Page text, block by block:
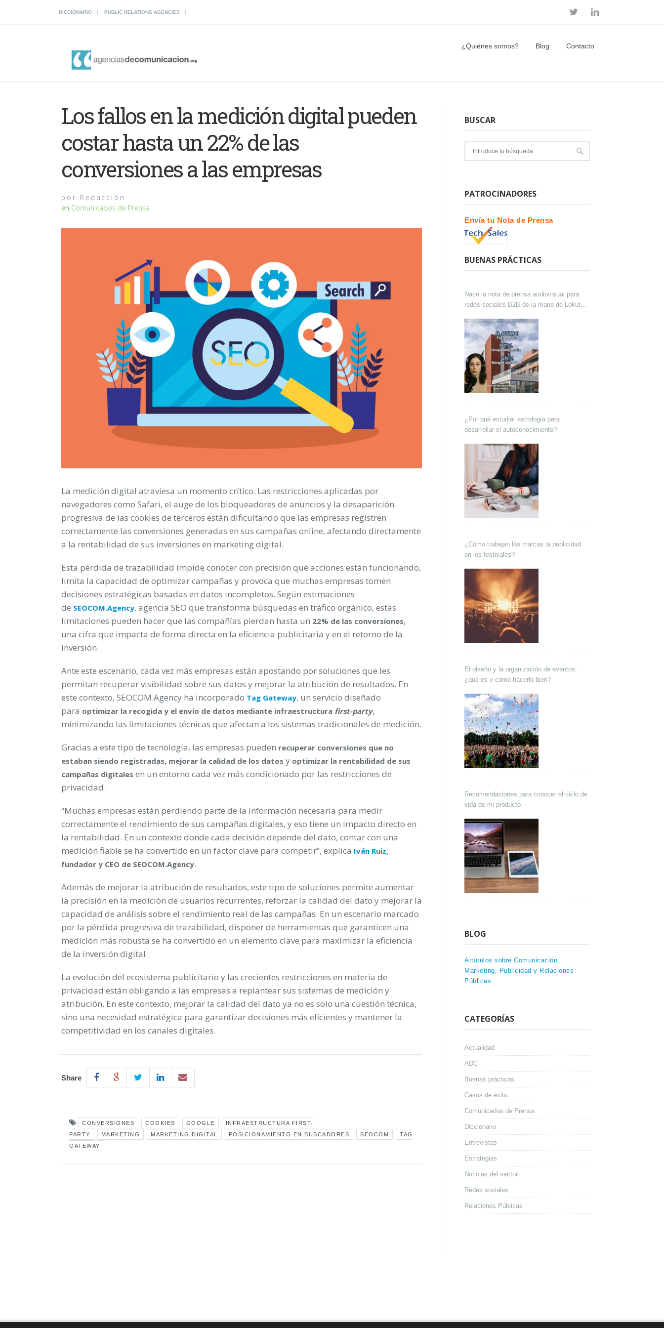
DICCIONARIO PUBLIC RELATIONS AGENCIES
¿Quiénes somos? Blog Contacto
Los fallos en la medición digital pueden
costar hasta un 22% de las
conversiones a las empresas
por Redacción
en Comunicados de Prensa
La medición digital atraviesa un momento crítico. Las restricciones aplicadas por
navegadores como Safari, el auge de los bloqueadores de anuncios y la desaparición
progresiva de las cookies de terceros están dificultando que las empresas registren
correctamente las conversiones generadas en sus campañas online, afectando directamente
a la rentabilidad de sus inversiones en marketing digital.
Esta pérdida de trazabilidad impide conocer con precisión qué acciones están funcionando,
limita la capacidad de optimizar campañas y provoca que muchas empresas tomen
decisiones estratégicas basadas en datos incompletos. Según estimaciones
de SEOCOM.Agency, agencia SEO que transforma búsquedas en tráfico orgánico, estas
limitaciones pueden hacer que las compañías pierdan hasta un 22% de las conversiones,
una cifra que impacta de forma directa en la eficiencia publicitaria y en el retorno de la
inversión.
Ante este escenario, cada vez más empresas están apostando por soluciones que les
permitan recuperar visibilidad sobre sus datos y mejorar la atribución de resultados. En
este contexto, SEOCOM.Agency ha incorporado Tag Gateway, un servicio diseñado
para optimizar la recogida y el envío de datos mediante infraestructura first-party,
minimizando las limitaciones técnicas que afectan a los sistemas tradicionales de medición.
Gracias a este tipo de tecnología, las empresas pueden recuperar conversiones que no
estaban siendo registradas, mejorar la calidad de los datos y optimizar la rentabilidad de sus
campañas digitales en un entorno cada vez más condicionado por las restricciones de
privacidad.
“Muchas empresas están perdiendo parte de la información necesaria para medir
correctamente el rendimiento de sus campañas digitales, y eso tiene un impacto directo en
la rentabilidad. En un contexto donde cada decisión depende del dato, contar con una
medición fiable se ha convertido en un factor clave para competir”, explica Iván Ruiz,
fundador y CEO de SEOCOM.Agency.
Además de mejorar la atribución de resultados, este tipo de soluciones permite aumentar
la precisión en la medición de usuarios recurrentes, reforzar la calidad del dato y mejorar la
capacidad de análisis sobre el rendimiento real de las campañas. En un escenario marcado
por la pérdida progresiva de trazabilidad, disponer de herramientas que garanticen una
medición más robusta se ha convertido en un elemento clave para maximizar la eficiencia
de la inversión digital.
La evolución del ecosistema publicitario y las crecientes restricciones en materia de
privacidad están obligando a las empresas a replantear sus sistemas de medición y
atribución. En este contexto, mejorar la calidad del dato ya no es solo una cuestión técnica,
sino una necesidad estratégica para garantizar decisiones más eficientes y mantener la
competitividad en los canales digitales.
Share
CONVERSIONES COOKIES GOOGLE
INFRAESTRUCTURA FIRST-
PARTY
MARKETING MARKETING DIGITAL POSICIONAMIENTO EN BUSCADORES SEOCOM
TAG
GATEWAY
BUSCAR
PATROCINADORES
Envía tu Nota de Prensa
BUENAS PRÁCTICAS
Nace la nota de prensa audiovisual para
redes sociales B2B de la mano de Lokutor
¿Por qué estudiar astrología para
desarrollar el autoconocimiento?
¿Cómo trabajan las marcas la publicidad
en los festivales?
El diseño y la organización de eventos:
¿qué es y cómo hacerlo bien?
Recomendaciones para conocer el ciclo de
vida de mi producto
BLOG
Artículos sobre Comunicación,
Marketing, Publicidad y Relaciones
Públicas
CATEGORÍAS
Actualidad
ADC
Buenas prácticas
Casos de éxito
Comunicados de Prensa
Diccionario
Entrevistas
Estrategias
Noticias del sector
Redes sociales
Relaciones Públicas